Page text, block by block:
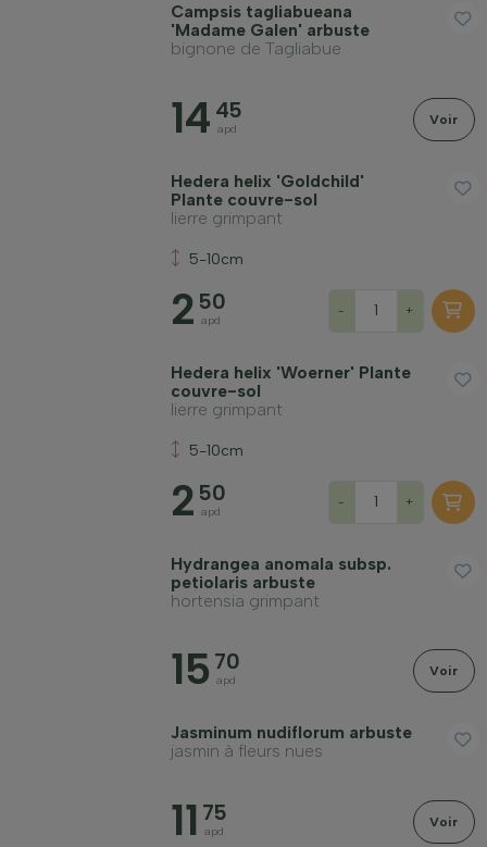
À feuillage persistant
Campsis tagliabueana
'Madame Galen' arbuste
bignone de Tagliabue
14 45
apd
Voir
Hedera helix 'Goldchild'
Plante couvre-sol
lierre grimpant
5-10cm
2 50
apd
- +
Hedera helix 'Woerner' Plante
couvre-sol
lierre grimpant
5-10cm
2 50
apd
- +
Hydrangea anomala subsp.
petiolaris arbuste
hortensia grimpant
15 70
apd
Voir
Jasminum nudiflorum arbuste
jasmin à fleurs nues
11 75
apd
Voir